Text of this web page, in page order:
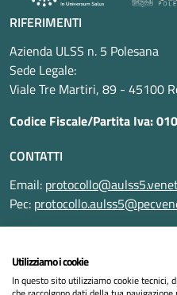
RIFERIMENTI
Azienda ULSS n. 5 Polesana
Sede Legale:
Viale Tre Martiri, 89 - 45100
Codice Fiscale/Partita Iva:
CONTATTI
Email:
Pec:
Utilizziamo i cookie
In questo sito utilizziamo cookie tecnici,